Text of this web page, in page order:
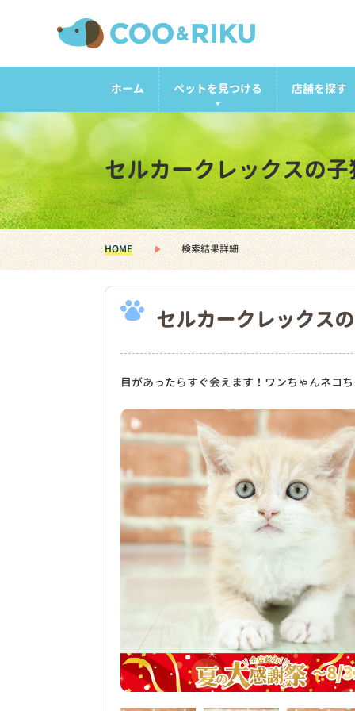
ホーム ペットを見つける 店舗を探す
セルカークレックスの
HOME 検索結果詳細
セルカークレックス
目があったらすぐ会えます！ワンちゃんネコ